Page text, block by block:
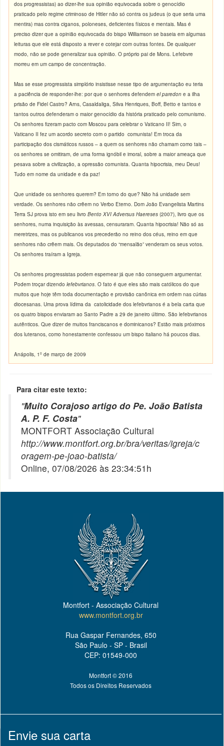
dos progressistas) ao dizer-lhe sua opinião equivocada sobre o genocídio
praticado pelo regime criminoso de Hitler não só contra os judeus (o que seria uma
mentira) mas contra ciganos, poloneses, deficientes físicos e mentais. Mas é
preciso dizer que a opinião equivocada do bispo Williamson se baseia em algumas
leituras que ele está disposto a rever e cotejar com outras fontes. De qualquer
modo, não se pode generalizar sua opinião. O próprio pai de Mons. Lefebvre
morreu em um campo de concentração.
Mas se esse progressista simplório insistisse nesse tipo de argumentação eu teria
a paciência de responder-lhe: por que o senhores defendemel paredon e a ilha
prisão de Fidel Castro? Arns, Casaldaliga, Silva Henriques, Boff, Betto e tantos e
tantos outros defenderam o maior genocídio da história praticado pelo comunismo.
Os senhores fizeram pacto com Moscou para celebrar o Vaticano II! Sim, o
Vaticano II fez um acordo secreto com o partido comunista! Em troca da
participação dos cismáticos russos – a quem os senhores não chamam como tais –
os senhores se omitiram, de uma forma ignóbil e imoral, sobre a maior ameaça que
pesava sobre a civilização, a opressão comunista. Quanta hipocrisia, meu Deus!
Tudo em nome da unidade e da paz!
Que unidade os senhores querem? Em torno do que? Não há unidade sem
verdade. Os senhores não crêem no Verbo Eterno. Dom João Evangelista Martins
Terra SJ prova isto em seu livroBento XVI Adversus Haereses(2007), livro que os
senhores, numa inquisição às avessas, censuraram. Quanta hipocrisia! Não só as
meretrizes, mas os publicanos vos precederão no reino dos céus, reino em que
senhores não crêem mais. Os deputados do “mensalão” venderam os seus votos.
Os senhores traíram a Igreja.
Os senhores progressistas podem espernear já que não conseguem argumentar.
Podem troçar dizendolefebvrianos. O fato é que eles são mais católicos do que
muitos que hoje têm toda documentação e provisão canônica em ordem nas cúrias
diocesanas. Uma prova lídima da catolicidade dos lefebvrianos é a bela carta que
os quatro bispos enviaram ao Santo Padre a 29 de janeiro último. São lefebvrianos
autênticos. Que dizer de muitos franciscanos e dominicanos? Estão mais próximos
dos luteranos, como honestamente confessou um bispo italiano há poucos dias.
Anápolis, 1º de março de 2009
Para citar este texto:
"Muito Corajoso artigo do Pe. João Batista
A. P. F. Costa"
MONTFORT Associação Cultural
http://www.montfort.org.br/bra/veritas/igreja/c
oragem-pe-joao-batista/
Online, 07/08/2026 às 23:34:51h
Montfort - Associação Cultural
www.montfort.org.br
Rua Gaspar Fernandes, 650
São Paulo - SP - Brasil
CEP: 01549-000
Montfort © 2016
Todos os Direitos Reservados
Envie sua carta